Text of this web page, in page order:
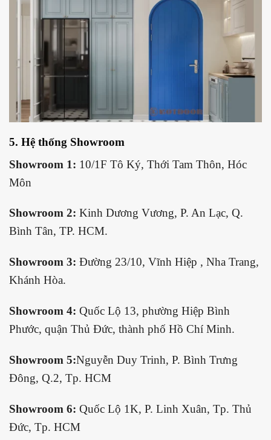
5. Hệ thống Showroom
Showroom 1: 10/1F Tô Ký, Thới Tam Thôn, Hóc
Môn
Showroom 2: Kinh Dương Vương, P. An Lạc, Q.
Bình Tân, TP. HCM.
Showroom 3: Đường 23/10, Vĩnh Hiệp , Nha Trang,
Khánh Hòa.
Showroom 4: Quốc Lộ 13, phường Hiệp Bình
Phước, quận Thủ Đức, thành phố Hồ Chí Minh.
Showroom 5:Nguyễn Duy Trinh, P. Bình Trưng
Đông, Q.2, Tp. HCM
Showroom 6: Quốc Lộ 1K, P. Linh Xuân, Tp. Thủ
Đức, Tp. HCM